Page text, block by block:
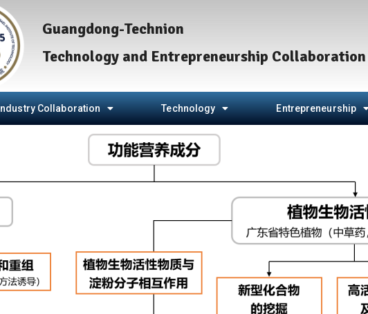
Guangdong-Technion
Technology and Entrepreneurship Collaboration
Industry Collaboration Technology Entrepreneurship